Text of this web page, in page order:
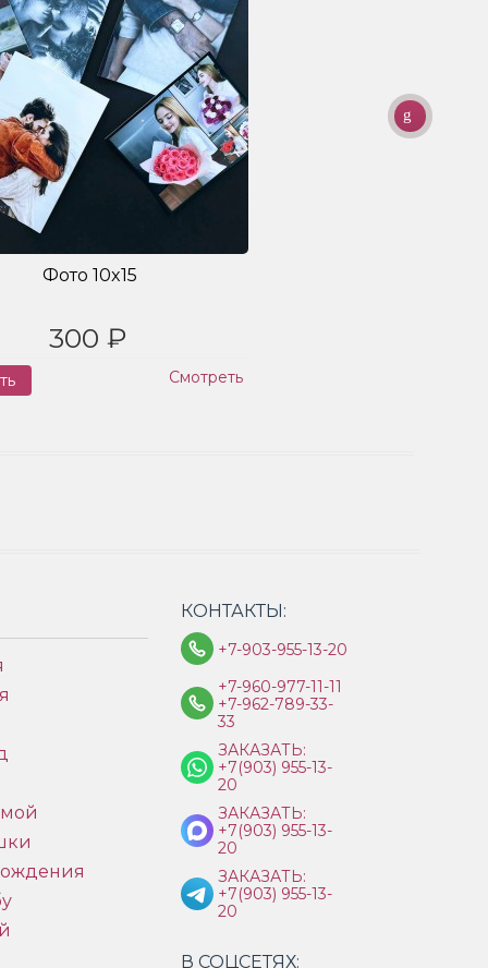
Фото 10x15
300 ₽
Смотреть
КОНТАКТЫ:
+7-903-955-13-20
+7-960-977-11-11
+7-962-789-33-
33
ЗАКАЗАТЬ:
+7(903) 955-13-
20
ЗАКАЗАТЬ:
+7(903) 955-13-
20
ЗАКАЗАТЬ:
+7(903) 955-13-
20
В СОЦСЕТЯХ: